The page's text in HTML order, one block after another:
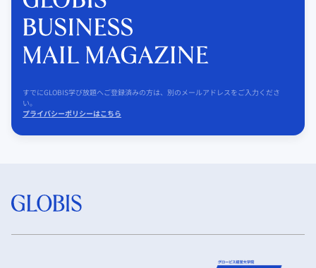
すでにGLOBIS学び放題へご登録済みの方は、別のメールアドレスをご入力くださ
い。
プライバシーポリシーはこちら